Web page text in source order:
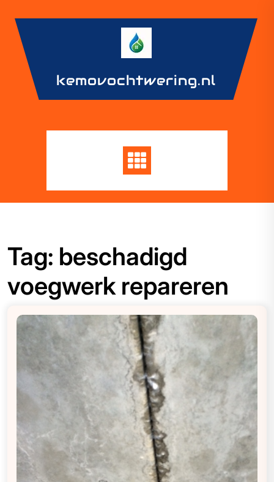
content
kemovochtwering.nl
Tag: beschadigd
voegwerk repareren